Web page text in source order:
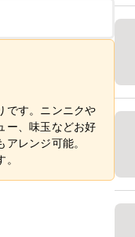
です。ニンニクや
ー、味玉などお好
レンジ可能。